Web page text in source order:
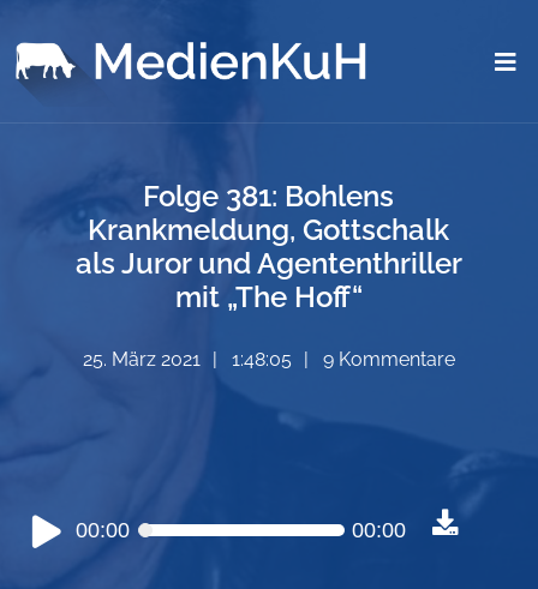
Folge 381: Bohlens
Krankmeldung, Gottschalk
als Juror und Agententhriller
mit „The Hoff“
25. März 2021 1:48:05 9 Kommentare
Audio-
Player
00:00 00:00